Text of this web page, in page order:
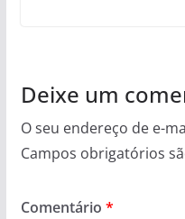
Deixe um
O seu endereço de e-
Campos obrigatórios
Comentário *